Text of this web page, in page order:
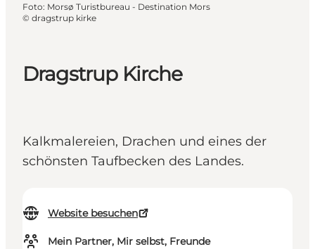
Dragstrup Kirche
Kalkmalereien, Drachen und eines der
schönsten Taufbecken des Landes.
Website besuchen
Mein Partner, Mir selbst, Freunde
Foto: Morsø Turistbureau - Destination Mors
© dragstrup kirke